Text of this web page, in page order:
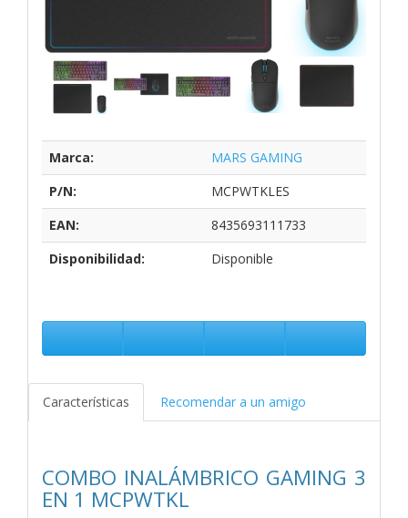
Marca:
MARS GAMING
P/N:
MCPWTKLES
EAN:
8435693111733
Disponibilidad:
Disponible
Características Recomendar a un amigo
COMBO INALÁMBRICO GAMING 3
EN 1 MCPWTKL